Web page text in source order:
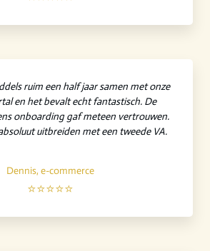
ruim een half jaar samen met onze
en het bevalt echt fantastisch. De
onboarding gaf meteen vertrouwen.
uitbreiden met een tweede VA.
Dennis, e-commerce
⭐⭐⭐⭐⭐